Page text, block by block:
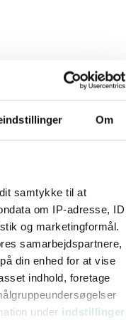
Om
samtykke til at
om IP-adresse, ID
og marketingformål.
samarbejdspartnere,
din enhed for at vise
indhold, foretage
under indstillinger